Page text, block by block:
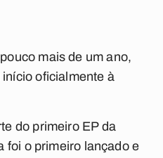
mais de um ano,
oficialmente à
do primeiro EP da
foi o primeiro lançado e